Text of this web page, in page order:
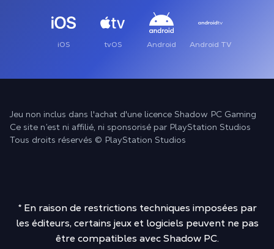
iOS tvOS Android Android TV
Jeu non inclus dans l'achat d'une licence Shadow PC Gaming
Ce site n’est ni affilié, ni sponsorisé par PlayStation Studios
Tous droits réservés © PlayStation Studios
* En raison de restrictions techniques imposées par
les éditeurs, certains jeux et logiciels peuvent ne pas
être compatibles avec Shadow PC.